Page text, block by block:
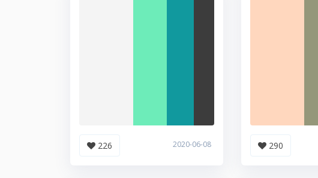
226 2020-06-08 290